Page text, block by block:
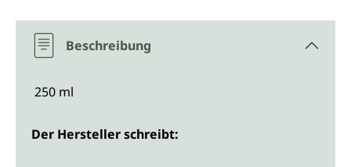
Beschreibung
250 ml
Der Hersteller schreibt: